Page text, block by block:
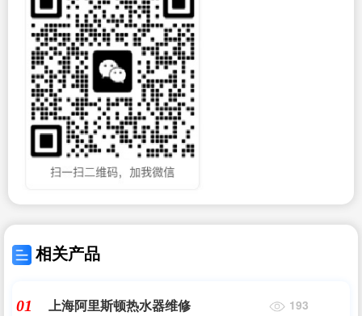
相关产品
01 上海阿里斯顿热水器维修 193